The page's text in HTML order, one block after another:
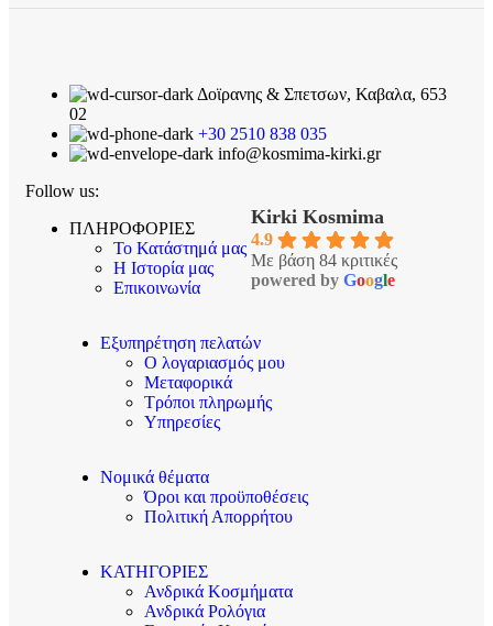
Δοϊρανης & Σπετσων, Καβαλα, 653
02
+30 2510 838 035
info@kosmima-kirki.gr
Follow us:
ΠΛΗΡΟΦΟΡΙΕΣ
Το Κατάστημά μας
Η Ιστορία μας
Επικοινωνία
Kirki Kosmima
4.9
Με βάση 84 κριτικές
powered by Google
Εξυπηρέτηση πελατών
Ο λογαριασμός μου
Μεταφορικά
Τρόποι πληρωμής
Υπηρεσίες
Νομικά θέματα
Όροι και προϋποθέσεις
Πολιτική Απορρήτου
ΚΑΤΗΓΟΡΙΕΣ
Ανδρικά Κοσμήματα
Ανδρικά Ρολόγια